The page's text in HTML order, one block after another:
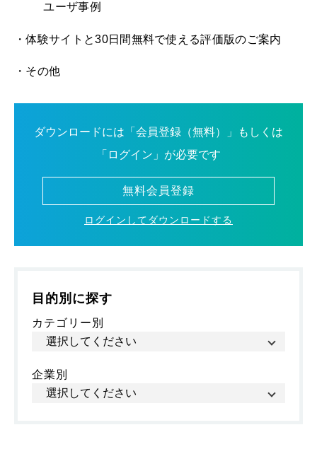
ユーザ事例
・体験サイトと30日間無料で使える評価版のご案内
・その他
ダウンロードには「会員登録（無料）」もしくは
「ログイン」が必要です
無料会員登録
ログインしてダウンロードする
目的別に探す
カテゴリー別
企業別